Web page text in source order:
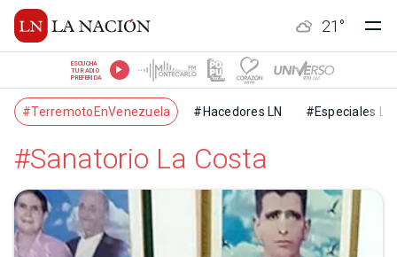
21 °
ESCUCHÁ
TU RADIO
PREFERIDA
#TerremotoEnVenezuela #Hacedores LN #Especiales LN
#Sanatorio La Costa